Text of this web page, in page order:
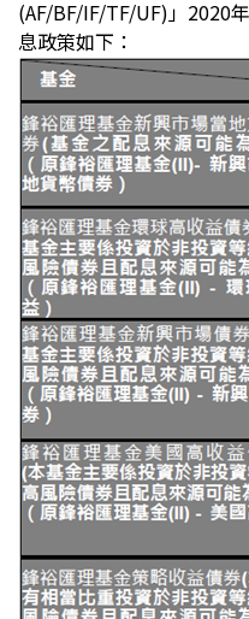
(AF/BF/IF/TF/UF)」2020
息政策如下：